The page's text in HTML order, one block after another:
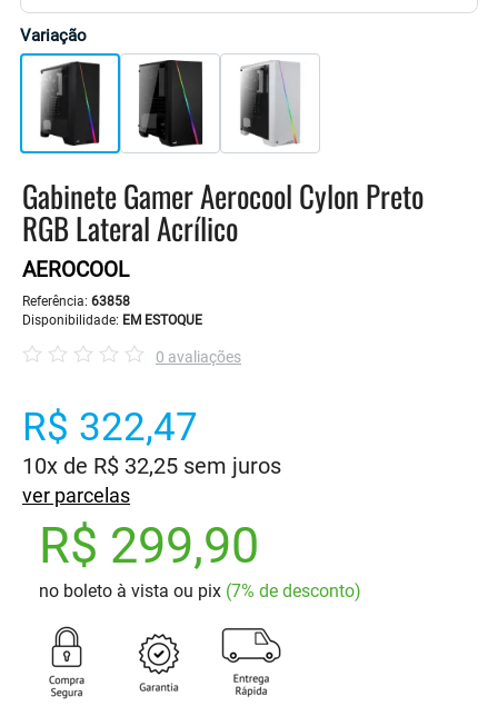
Variação
Gabinete Gamer Aerocool Cylon Preto
RGB Lateral Acrílico
AEROCOOL
Referência: 63858
Disponibilidade: EM ESTOQUE
0 avaliações
R$ 322,47
10x de R$ 32,25 sem juros
ver parcelas
R$ 299,90
no boleto à vista ou pix (7% de desconto)